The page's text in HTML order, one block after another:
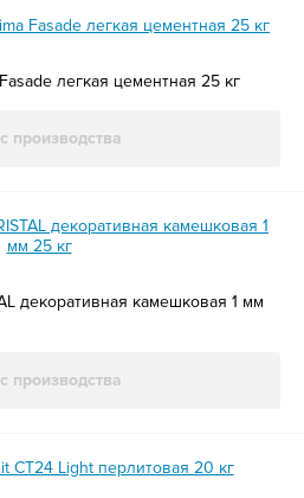
легкая цементная 25 кг
производства
декоративная камешковая 1 мм
производства